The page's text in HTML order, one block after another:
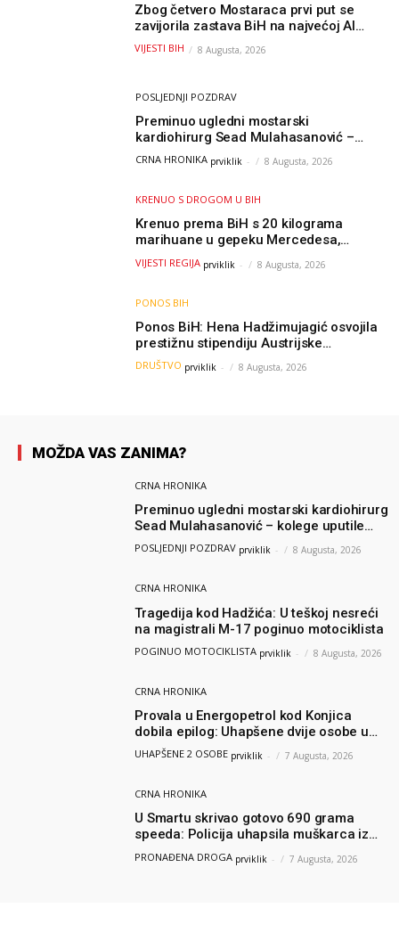
Zbog četvero Mostaraca prvi put se
zavijorila zastava BiH na najvećoj AI
olimpijadi, a sada je njihov mentor
postao član komiteta Međunarodne
VIJESTI BIH 8 Augusta, 2026
POSLJEDNJI POZDRAV
Preminuo ugledni mostarski
kardiohirurg Sead Mulahasanović –
kolege uputile emotivnu oproštajnu
CRNA HRONIKA prviklik - 8 Augusta, 2026
KRENUO S DROGOM U BIH
Krenuo prema BiH s 20 kilograma
marihuane u gepeku Mercedesa,
policija ga uhapsila na granici
VIJESTI REGIJA prviklik - 8 Augusta, 2026
PONOS BIH
Ponos BiH: Hena Hadžimujagić osvojila
prestižnu stipendiju Austrijske
akademije nauka, njeno istraživanje
moglo bi pomoći djeci širom svijeta
DRUŠTVO prviklik - 8 Augusta, 2026
MOŽDA VAS ZANIMA?
CRNA HRONIKA
Preminuo ugledni mostarski kardiohirurg
Sead Mulahasanović – kolege uputile
emotivnu oproštajnu poruku
POSLJEDNJI POZDRAV prviklik - 8 Augusta, 2026
CRNA HRONIKA
Tragedija kod Hadžića: U teškoj nesreći
na magistrali M-17 poginuo motociklista
POGINUO MOTOCIKLISTA prviklik - 8 Augusta, 2026
CRNA HRONIKA
Provala u Energopetrol kod Konjica
dobila epilog: Uhapšene dvije osobe u
Čapljini i Jablanici
UHAPŠENE 2 OSOBE prviklik - 7 Augusta, 2026
CRNA HRONIKA
U Smartu skrivao gotovo 690 grama
speeda: Policija uhapsila muškarca iz
Hercegovine
PRONAĐENA DROGA prviklik - 7 Augusta, 2026